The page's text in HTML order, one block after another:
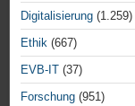
Digitalisierung (1.259)
Ethik (667)
EVB-IT (37)
Forschung (951)